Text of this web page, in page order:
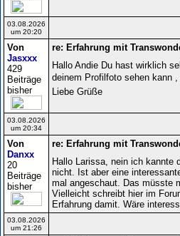
03.08.2026
um 20:20
Von
Jasxxx
429
Beiträge
bisher
re: Erfahrung mit
Hallo Andie Du hast wirklich
deinem Profilfoto sehen kann
Liebe Grüße
03.08.2026
um 20:34
Von
Danxx
20
Beiträge
bisher
re: Erfahrung mit
Hallo Larissa, nein ich kannte
nicht. Ist aber eine
mal angeschaut. Das müsste
Vielleicht schreibt hier im
Erfahrung damit. Wäre
03.08.2026
um 21:26